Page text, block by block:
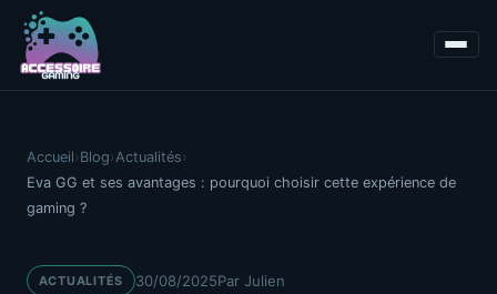
Accueil› Blog› Actualités›
Eva GG et ses avantages : pourquoi choisir cette expérience de
gaming ?
ACTUALITÉS 30/08/2025Par Julien